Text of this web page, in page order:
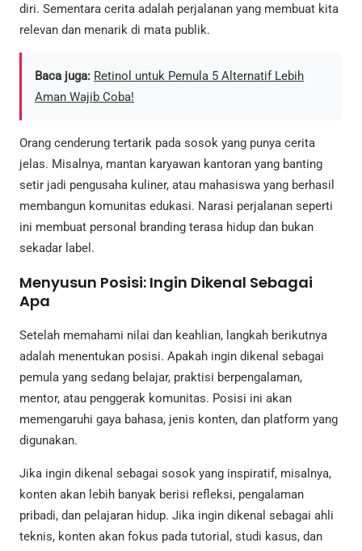
diri. Sementara cerita adalah perjalanan yang membuat kita
relevan dan menarik di mata publik.
Baca juga: Retinol untuk Pemula 5 Alternatif Lebih
Aman Wajib Coba!
Orang cenderung tertarik pada sosok yang punya cerita
jelas. Misalnya, mantan karyawan kantoran yang banting
setir jadi pengusaha kuliner, atau mahasiswa yang berhasil
membangun komunitas edukasi. Narasi perjalanan seperti
ini membuat personal branding terasa hidup dan bukan
sekadar label.
Menyusun Posisi: Ingin Dikenal Sebagai
Apa
Setelah memahami nilai dan keahlian, langkah berikutnya
adalah menentukan posisi. Apakah ingin dikenal sebagai
pemula yang sedang belajar, praktisi berpengalaman,
mentor, atau penggerak komunitas. Posisi ini akan
memengaruhi gaya bahasa, jenis konten, dan platform yang
digunakan.
Jika ingin dikenal sebagai sosok yang inspiratif, misalnya,
konten akan lebih banyak berisi refleksi, pengalaman
pribadi, dan pelajaran hidup. Jika ingin dikenal sebagai ahli
teknis, konten akan fokus pada tutorial, studi kasus, dan